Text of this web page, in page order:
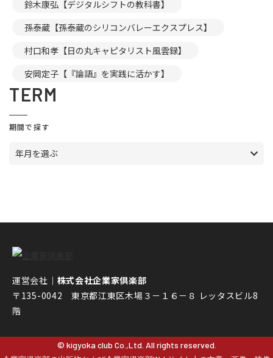
鈴木康弘【デジタルシフトの教科書】
孫泰蔵【孫泰蔵のシリコンバレーエクスプレス】
村口和孝【日の丸キャピタリスト風雲録】
安岡定子【『論語』を実践に活かす】
TERM
期間で探す
年月を選ぶ
運営会社｜ 株式会社企業家倶楽部
〒135-0042 東京都江東区木場３－１６－８ レッタスビル8
階
© kigyoka club Co.,Ltd. All rights reserved.